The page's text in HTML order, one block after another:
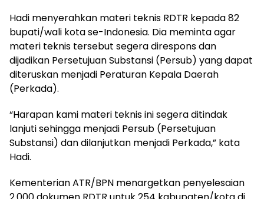
Hadi menyerahkan materi teknis RDTR kepada 82
bupati/wali kota se-Indonesia. Dia meminta agar
materi teknis tersebut segera direspons dan
dijadikan Persetujuan Substansi (Persub) yang dapat
diteruskan menjadi Peraturan Kepala Daerah
(Perkada).
“Harapan kami materi teknis ini segera ditindak
lanjuti sehingga menjadi Persub (Persetujuan
Substansi) dan dilanjutkan menjadi Perkada,” kata
Hadi.
Kementerian ATR/BPN menargetkan penyelesaian